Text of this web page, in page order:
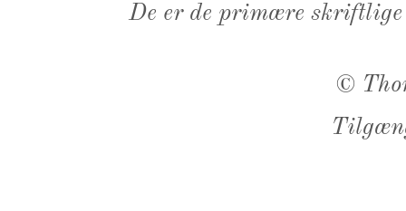
De er de primære
©